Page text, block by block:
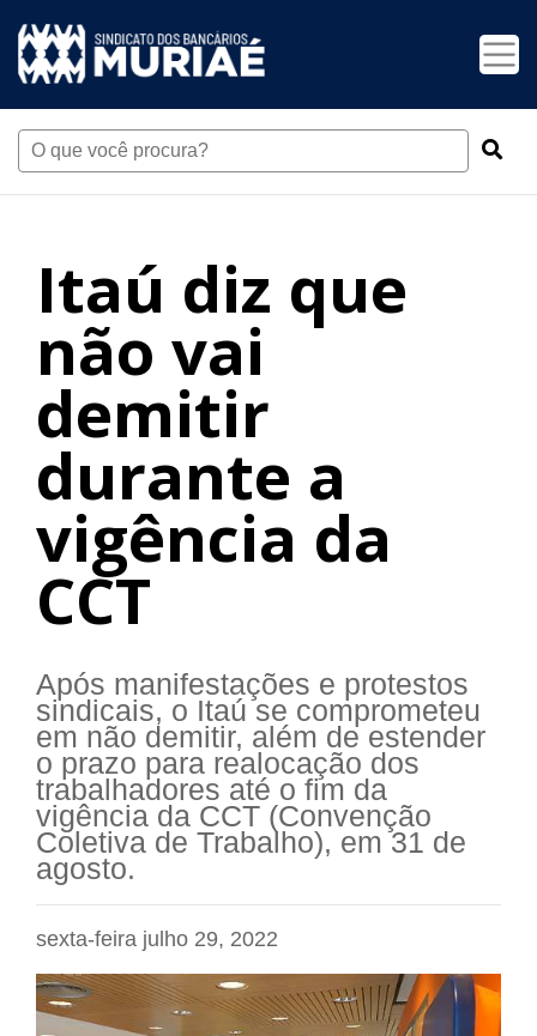
Itaú diz que
não vai
demitir
durante a
vigência da
CCT
Após manifestações e protestos
sindicais, o Itaú se comprometeu
em não demitir, além de estender
o prazo para realocação dos
trabalhadores até o fim da
vigência da CCT (Convenção
Coletiva de Trabalho), em 31 de
agosto.
sexta-feira julho 29, 2022